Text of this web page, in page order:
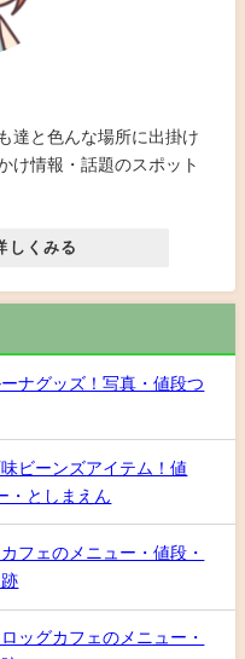
達と色んな場所に出掛け
け情報・話題のスポット
しくみる
ナグッズ！写真・値段つ
ビーンズアイテム！値
・としまえん
フェのメニュー・値段・
ッグカフェのメニュー・